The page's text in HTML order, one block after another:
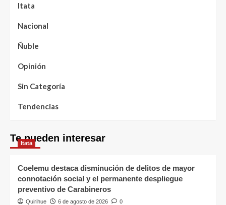
Itata
Nacional
Ñuble
Opinión
Sin Categoría
Tendencias
Te pueden interesar
Itata
Coelemu destaca disminución de delitos de mayor
connotación social y el permanente despliegue
preventivo de Carabineros
Quirihue 6 de agosto de 2026 0